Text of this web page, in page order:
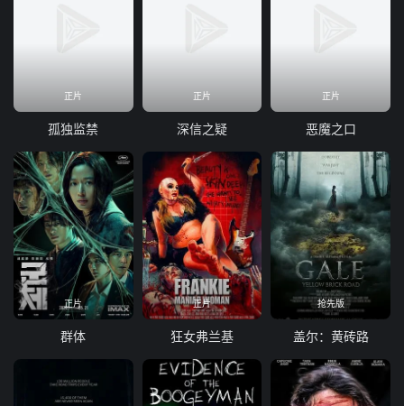
正片
孤独监禁
正片
深信之疑
正片
恶魔之口
正片
群体
正片
狂女弗兰基
抢先版
盖尔：黄砖路